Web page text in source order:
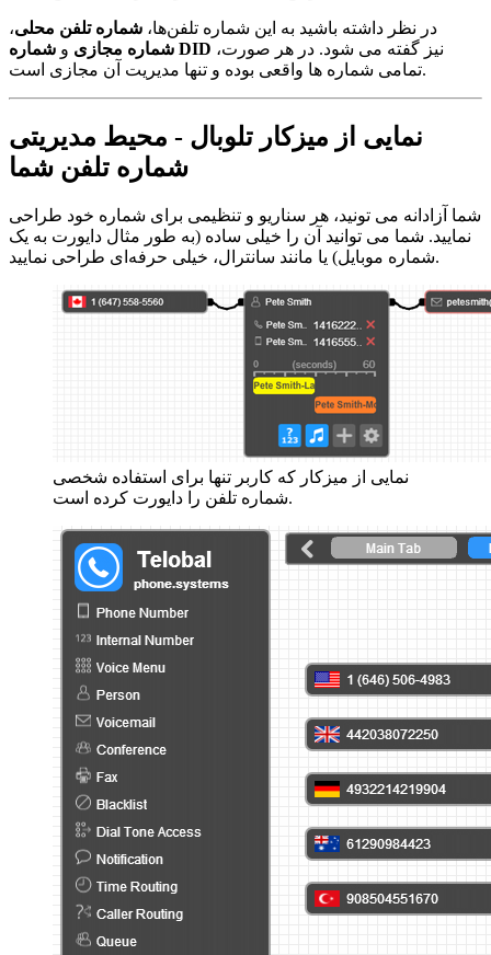
در نظر داشته باشید به این شماره تلفن‌ها، شماره تلفن محلی،
شماره مجازی و شماره DID
تمامی شماره ها واقعی بوده و تنها مدیریت آن مجازی است.
نمایی از میزکار تلوبال - محیط مدیریتی
شماره تلفن شما
شما آزادانه می تونید، هر سناریو و تنظیمی برای شماره خود طراحی
نمایید. شما می توانید آن را خیلی ساده (به طور مثال دایورت به یک
شماره موبایل) یا مانند سانترال، خیلی حرفه‌ای طراحی نمایید.
نمایی از میزکار که کاربر تنها برای استفاده شخصی
شماره تلفن را دایورت کرده است.